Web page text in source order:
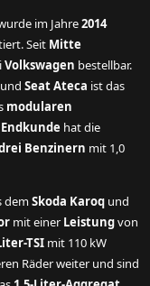
im Jahre2014
Seit Mitte
Volkswagen bestellbar.
und Seat Ateca ist das
modularen
Endkunde hat die
Benzinern mit 1,0
demSkoda Karoq und
mit einer Leistungvon
TSI mit 110 kW
Räder weiter und sind